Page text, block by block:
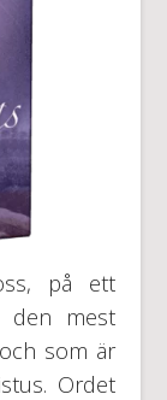
på ett
den mest
som är
Ordet